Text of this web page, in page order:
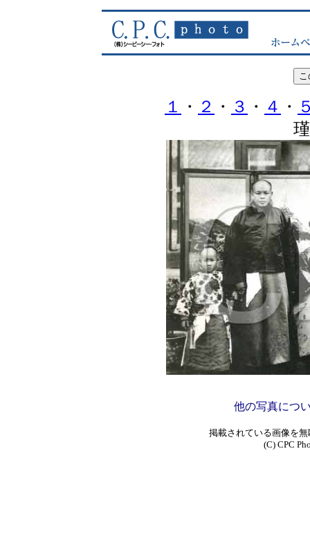
１ ・ ２ ・ ３ ・ ４ ・
他の写真につ
掲載されている画像を
(C) CPC